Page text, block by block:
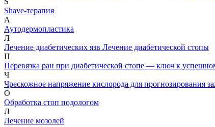
Shave-терапия
А
Аутодермопластика
Л
Лечение диабетических язв Лечение диабетической стопы
П
Перевязка ран при диабетической стопе — ключ к
Ч
Чрескожное напряжение кислорода для прогнозирования
О
Обработка стоп подологом
Л
Лечение мозолей